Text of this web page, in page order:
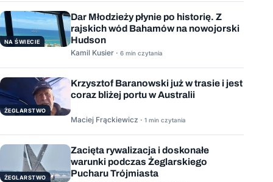
NA ŚWIECIE
Dar Młodzieży płynie po historię. Z
rajskich wód Bahamów na nowojorski
Hudson
Kamil Kusier · 6 min czytania
ŻEGLARSTWO
Krzysztof Baranowski już w trasie i jest
coraz bliżej portu w Australii
Maciej Frąckiewicz · 1 min czytania
ŻEGLARSTWO
Zacięta rywalizacja i doskonałe
warunki podczas Żeglarskiego
Pucharu Trójmiasta